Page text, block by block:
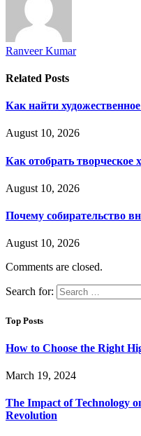
Ranveer Kumar
Related Posts
Как найти
August 10, 2026
Как отобрать творческое
August 10, 2026
Почему собирательство
August 10, 2026
Comments are closed.
Search for:
Top Posts
How to Choose the Right
March 19, 2024
The Impact of Technology
Revolution